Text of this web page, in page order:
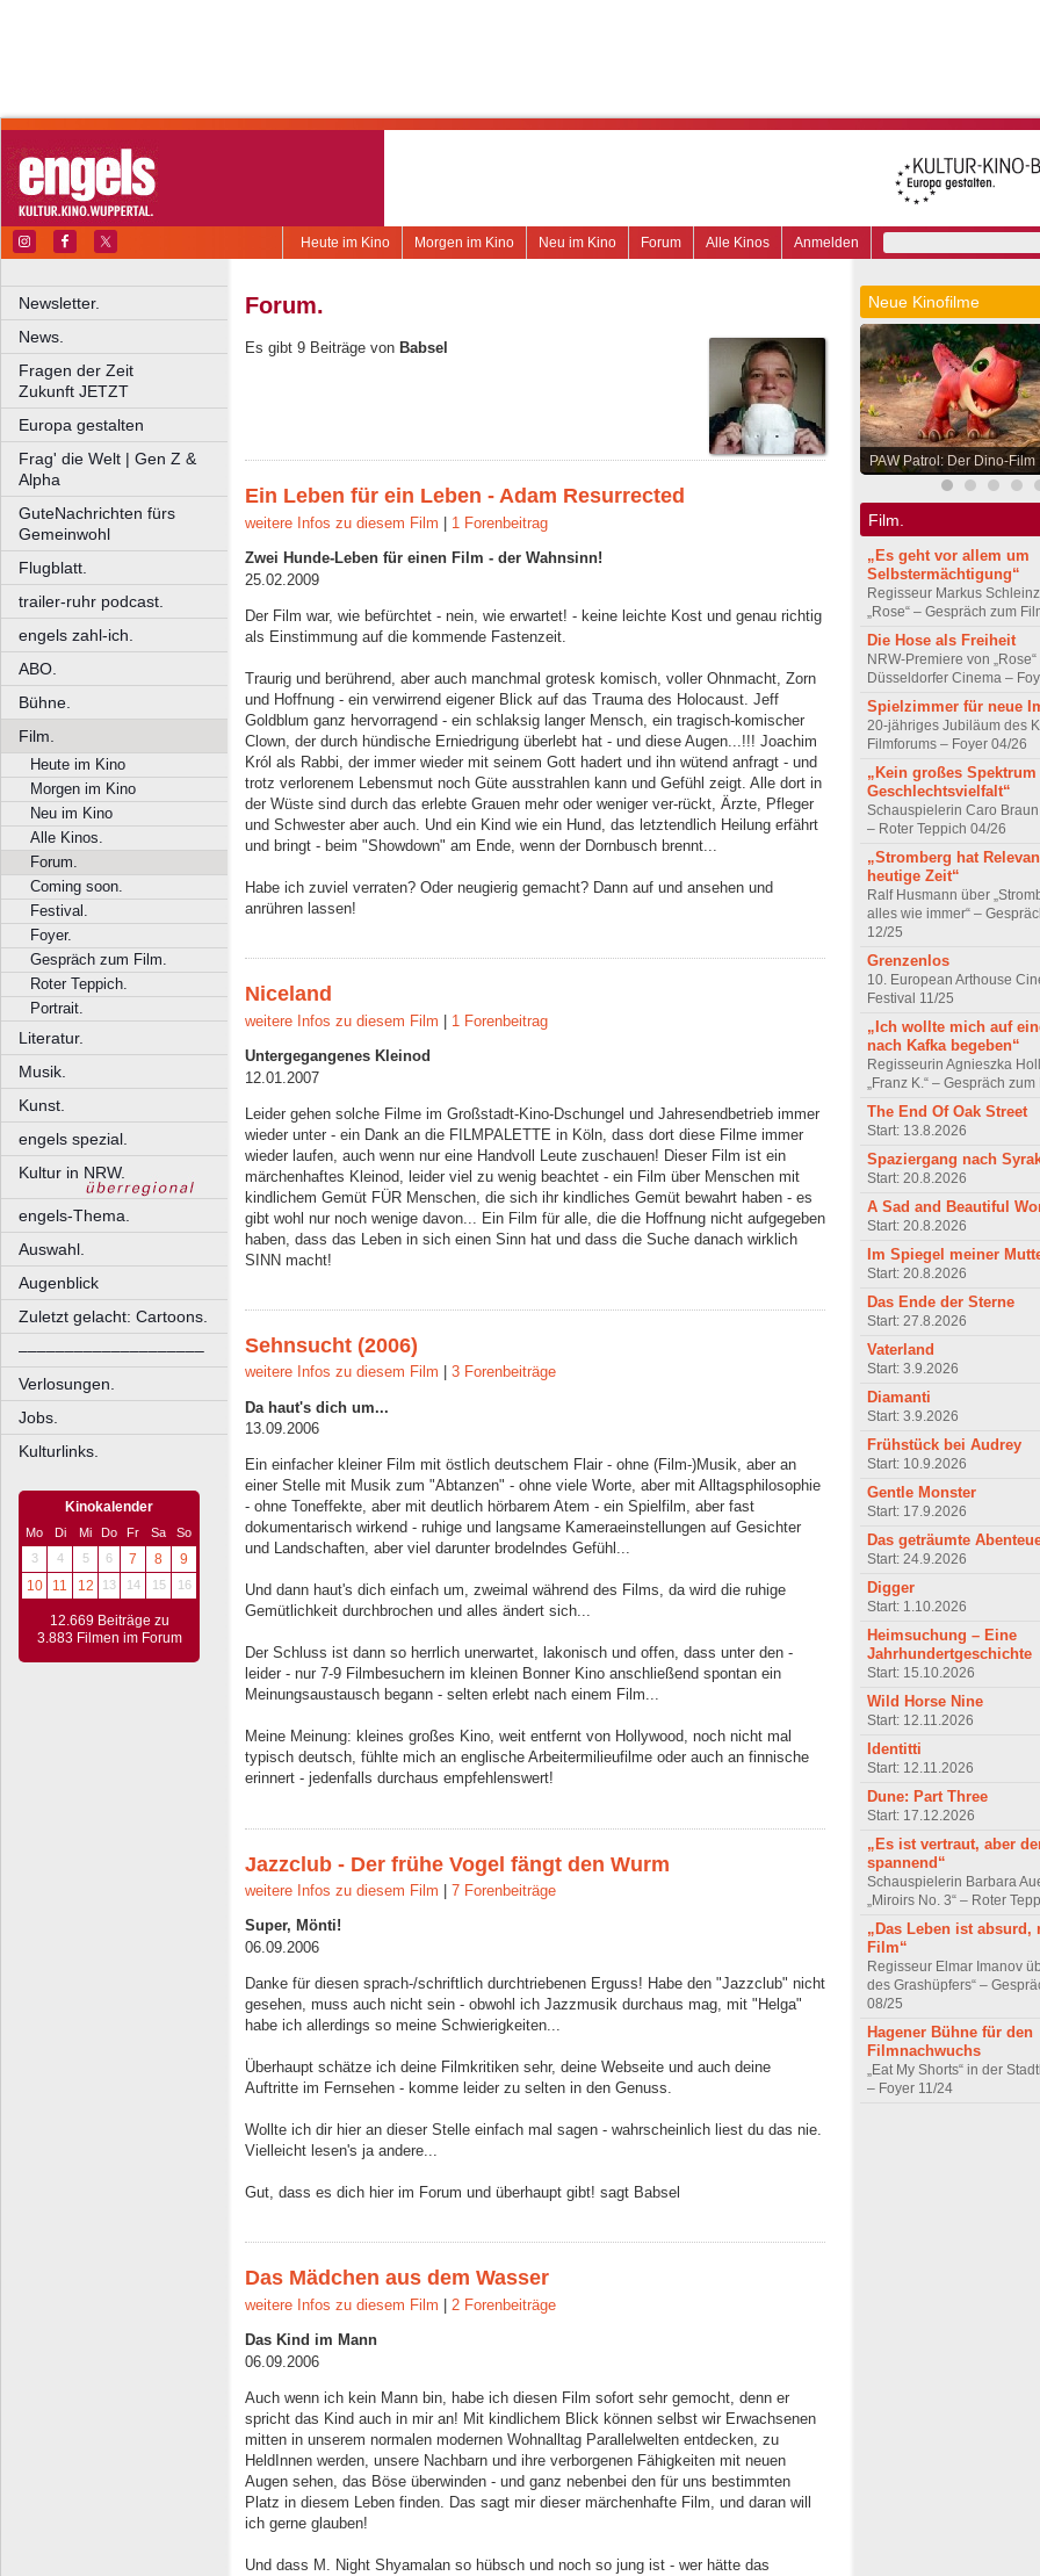
Anmelden
Alle Kinos
Forum
Neu im Kino
Morgen im Kino
Heute im Kino
Newsletter.
News.
Fragen der Zeit
Zukunft JETZT
Europa gestalten
Frag' die Welt | Gen Z &
Alpha
GuteNachrichten fürs
Gemeinwohl
Flugblatt.
trailer-ruhr podcast.
engels zahl-ich.
ABO.
Bühne.
Film.
Heute im Kino
Morgen im Kino
Neu im Kino
Alle Kinos.
Forum.
Coming soon.
Festival.
Foyer.
Gespräch zum Film.
Roter Teppich.
Portrait.
Literatur.
Musik.
Kunst.
engels spezial.
Kultur in NRW.
engels-Thema.
Auswahl.
Augenblick
Zuletzt gelacht: Cartoons.
––––––––––––––––––––
Verlosungen.
Jobs.
Kulturlinks.
Kinokalender
Mo Di Mi Do Fr Sa
So
3
4 5 6 7 8
9
10
11 12 13 14 15 16
12.669 Beiträge zu
3.883 Filmen im Forum
Forum.
Es gibt 9 Beiträge von Babsel
Ein Leben für ein Leben - Adam Resurrected
weitere Infos zu diesem Film 1 Forenbeitrag
Zwei Hunde-Leben für einen Film - der Wahnsinn!
25.02.2009
Der Film war, wie befürchtet - nein, wie erwartet! - keine leichte Kost und genau richtig
als Einstimmung auf die kommende Fastenzeit.
Traurig und berührend, aber auch manchmal grotesk komisch, voller Ohnmacht, Zorn
und Hoffnung - ein verwirrend eigener Blick auf das Trauma des Holocaust. Jeff
Goldblum ganz hervorragend - ein schlaksig langer Mensch, ein tragisch-komischer
Clown, der durch hündische Erniedrigung überlebt hat - und diese Augen...!!! Joachim
Król als Rabbi, der immer wieder mit seinem Gott hadert und ihn wütend anfragt - und
trotz verlorenem Lebensmut noch Güte ausstrahlen kann und Gefühl zeigt. Alle dort in
der Wüste sind durch das erlebte Grauen mehr oder weniger ver-rückt, Ärzte, Pfleger
und Schwester aber auch. Und ein Kind wie ein Hund, das letztendlich Heilung erfährt
und bringt - beim "Showdown" am Ende, wenn der Dornbusch brennt...
Habe ich zuviel verraten? Oder neugierig gemacht? Dann auf und ansehen und
anrühren lassen!
Niceland
weitere Infos zu diesem Film | 1 Forenbeitrag
Untergegangenes Kleinod
12.01.2007
Leider gehen solche Filme im Großstadt-Kino-Dschungel und Jahresendbetrieb immer
wieder unter - ein Dank an die FILMPALETTE in Köln, dass dort diese Filme immer
wieder laufen, auch wenn nur eine Handvoll Leute zuschauen! Dieser Film ist ein
märchenhaftes Kleinod, leider viel zu wenig beachtet - ein Film über Menschen mit
kindlichem Gemüt FÜR Menschen, die sich ihr kindliches Gemüt bewahrt haben - es
gibt wohl nur noch wenige davon... Ein Film für alle, die die Hoffnung nicht aufgegeben
haben, dass das Leben in sich einen Sinn hat und dass die Suche danach wirklich
SINN macht!
Sehnsucht (2006)
weitere Infos zu diesem Film 3 Forenbeiträge
Da haut's dich um...
13.09.2006
Ein einfacher kleiner Film mit östlich deutschem Flair - ohne (Film-)Musik, aber an
einer Stelle mit Musik zum "Abtanzen" - ohne viele Worte, aber mit Alltagsphilosophie
- ohne Toneffekte, aber mit deutlich hörbarem Atem - ein Spielfilm, aber fast
dokumentarisch wirkend - ruhige und langsame Kameraeinstellungen auf Gesichter
und Landschaften, aber viel darunter brodelndes Gefühl...
Und dann haut's dich einfach um, zweimal während des Films, da wird die ruhige
Gemütlichkeit durchbrochen und alles ändert sich...
Der Schluss ist dann so herrlich unerwartet, lakonisch und offen, dass unter den -
leider - nur 7-9 Filmbesuchern im kleinen Bonner Kino anschließend spontan ein
Meinungsaustausch begann - selten erlebt nach einem Film...
Meine Meinung: kleines großes Kino, weit entfernt von Hollywood, noch nicht mal
typisch deutsch, fühlte mich an englische Arbeitermilieufilme oder auch an finnische
erinnert - jedenfalls durchaus empfehlenswert!
Jazzclub - Der frühe Vogel fängt den Wurm
weitere Infos zu diesem Film 7 Forenbeiträge
Super, Mönti!
06.09.2006
Danke für diesen sprach-/schriftlich durchtriebenen Erguss! Habe den "Jazzclub" nicht
gesehen, muss auch nicht sein - obwohl ich Jazzmusik durchaus mag, mit "Helga"
habe ich allerdings so meine Schwierigkeiten...
Überhaupt schätze ich deine Filmkritiken sehr, deine Webseite und auch deine
Auftritte im Fernsehen - komme leider zu selten in den Genuss.
Wollte ich dir hier an dieser Stelle einfach mal sagen - wahrscheinlich liest du das nie.
Vielleicht lesen's ja andere...
Gut, dass es dich hier im Forum und überhaupt gibt! sagt Babsel
Das Mädchen aus dem Wasser
weitere Infos zu diesem Film 2 Forenbeiträge
Das Kind im Mann
06.09.2006
Auch wenn ich kein Mann bin, habe ich diesen Film sofort sehr gemocht, denn er
spricht das Kind auch in mir an! Mit kindlichem Blick können selbst wir Erwachsenen
mitten in unserem normalen modernen Wohnalltag Parallelwelten entdecken, zu
HeldInnen werden, unsere Nachbarn und ihre verborgenen Fähigkeiten mit neuen
Augen sehen, das Böse überwinden - und ganz nebenbei den für uns bestimmten
Platz in diesem Leben finden. Das sagt mir dieser märchenhafte Film, und daran will
ich gerne glauben!
Und dass M. Night Shyamalan so hübsch und noch so jung ist - wer hätte das
Neue Kinofilme
PAW Patrol: Der Dino-Film
Film.
„Es geht vor allem um
Selbstermächtigung“
Regisseur Markus
„Rose“ – Gespräch zum
Die Hose als Freiheit
NRW-Premiere von „Rose“
Düsseldorfer Cinema –
Spielzimmer für neue
20-jähriges Jubiläum des
Filmforums – Foyer 04/26
„Kein großes Spektrum
Geschlechtsvielfalt“
Schauspielerin Caro Braun
– Roter Teppich 04/26
„Stromberg hat
heutige Zeit“
Ralf Husmann über
alles wie immer“ –
12/25
Grenzenlos
10. European Arthouse
Festival 11/25
„Ich wollte mich auf
nach Kafka begeben“
Regisseurin Agnieszka
„Franz K.“ – Gespräch
The End Of Oak Street
Start: 13.8.2026
Spaziergang nach
Start: 20.8.2026
A Sad and Beautiful
Start: 20.8.2026
Im Spiegel meiner
Start: 20.8.2026
Das Ende der Sterne
Start: 27.8.2026
Vaterland
Start: 3.9.2026
Diamanti
Start: 3.9.2026
Frühstück bei Audrey
Start: 10.9.2026
Gentle Monster
Start: 17.9.2026
Das geträumte
Start: 24.9.2026
Digger
Start: 1.10.2026
Heimsuchung – Eine
Jahrhundertgeschichte
Start: 15.10.2026
Wild Horse Nine
Start: 12.11.2026
Identitti
Start: 12.11.2026
Dune: Part Three
Start: 17.12.2026
„Es ist vertraut, aber
spannend“
Schauspielerin Barbara
„Miroirs No. 3“ – Roter
„Das Leben ist absurd,
Film“
Regisseur Elmar Imanov
des Grashüpfers“ –
08/25
Hagener Bühne für den
Filmnachwuchs
„Eat My Shorts“ in der
– Foyer 11/24